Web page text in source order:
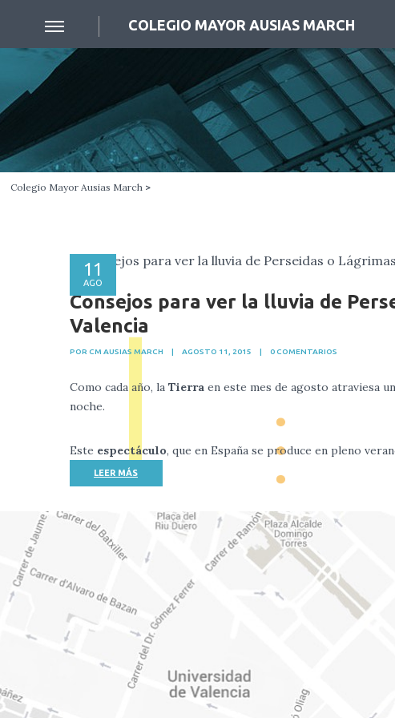
COLEGIO MAYOR AUSIAS MARCH
Colegio Mayor Ausias March >
11
AGO
Consejos para ver la lluvia de
Valencia
POR CM AUSIAS MARCH | AGOSTO 11, 2015 | 0 COMENTARIOS
Como cada año, la Tierra en este mes de agosto atraviesa
noche.
Este espectáculo, que en España se produce en pleno
LEER MÁS